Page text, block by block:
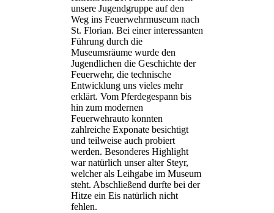
unsere Jugendgruppe auf den
Weg ins Feuerwehrmuseum nach
St. Florian. Bei einer interessanten
Führung durch die
Museumsräume wurde den
Jugendlichen die Geschichte der
Feuerwehr, die technische
Entwicklung uns vieles mehr
erklärt. Vom Pferdegespann bis
hin zum modernen
Feuerwehrauto konnten
zahlreiche Exponate besichtigt
und teilweise auch probiert
werden. Besonderes Highlight
war natürlich unser alter Steyr,
welcher als Leihgabe im Museum
steht. Abschließend durfte bei der
Hitze ein Eis natürlich nicht
fehlen.